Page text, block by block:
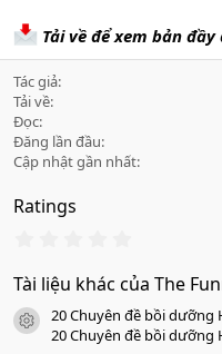
Tải về để xem bản
Tác giả
Tải về
Đọc
Đăng lần đầu
Cập nhật gần nhất
Ratings
0
0
s
a
o
Tài liệu khác của The
icon tài liệu
20 Chuyên đề bồi dưỡng
20 Chuyên đề bồi dưỡng